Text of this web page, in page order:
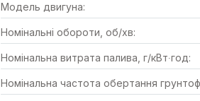
Модель двигуна:
Номінальні обороти, об/хв:
Номінальна витрата палива, г/кВт∙год:
Номінальна частота обертання